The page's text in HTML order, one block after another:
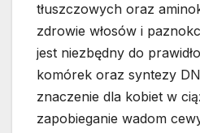
tłuszczowych oraz
zdrowie włosów i
jest niezbędny do
komórek oraz syntezy
znaczenie dla kobiet w
zapobieganie wadom